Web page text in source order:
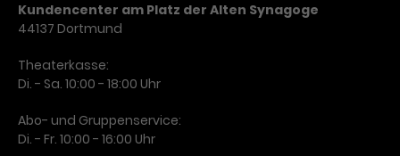
Laufzeit 1 Jahr
personalisierter Werbung und
Werbekampagnen über
verschiedene Websites hinweg.
Kundencenter am Platz der Alten Synagoge
44137 Dortmund
Theaterkasse:
Di. - Sa. 10:00 - 18:00 Uhr
Abo- und Gruppenservice:
Di. - Fr. 10:00 - 16:00 Uhr